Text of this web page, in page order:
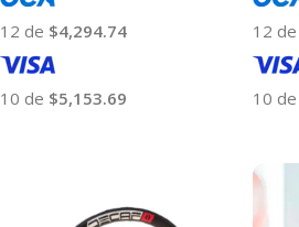
12 de $4,294.74
10 de $5,153.69
12 de
10 de